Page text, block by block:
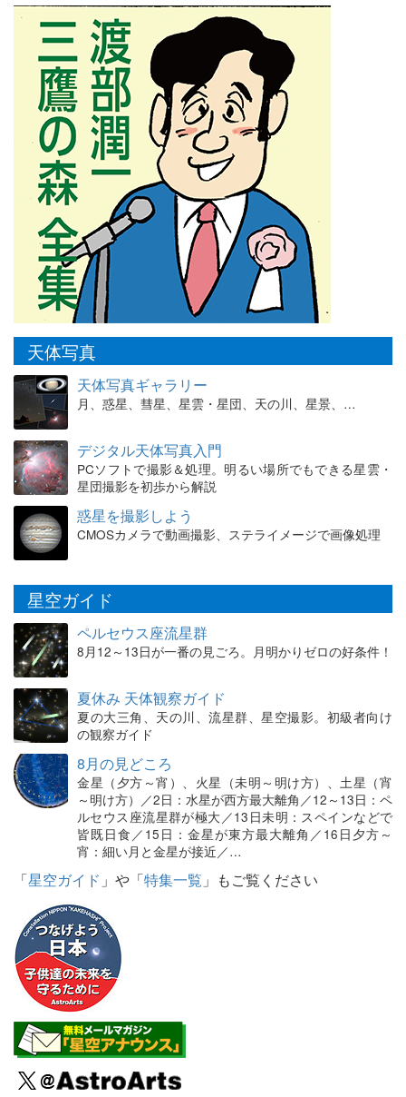
天体写真
天体写真ギャラリー
月、惑星、彗星、星雲・星団、天の川、星景、…
デジタル天体写真入門
PCソフトで撮影＆処理。明るい場所でもできる星雲・
星団撮影を初歩から解説
惑星を撮影しよう
CMOSカメラで動画撮影、ステライメージで画像処理
星空ガイド
ペルセウス座流星群
8月12～13日が一番の見ごろ。月明かりゼロの好条件！
夏休み 天体観察ガイド
夏の大三角、天の川、流星群、星空撮影。初級者向け
の観察ガイド
8月の見どころ
金星（夕方～宵）、火星（未明～明け方）、土星（宵
～明け方）／2日：水星が西方最大離角／12～13日：ペ
ルセウス座流星群が極大／13日未明：スペインなどで
皆既日食／15日：金星が東方最大離角／16日夕方～
宵：細い月と金星が接近／…
「星空ガイド 」や「特集一覧 」もご覧ください